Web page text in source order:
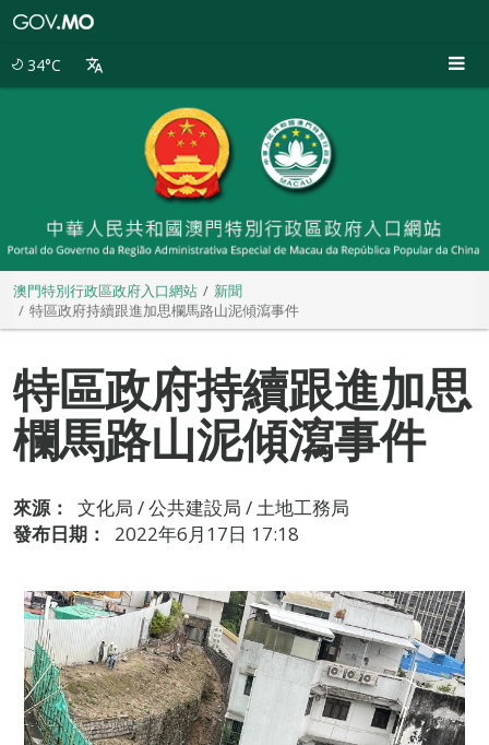
34°C
澳門特別行政區政府入口網站
新聞
特區政府持續跟進加思欄馬路山泥傾瀉事件
特區政府持續跟進加思
欄馬路山泥傾瀉事件
來源：
文化局 / 公共建設局 / 土地工務局
發布日期：
2022年6月17日 17:18